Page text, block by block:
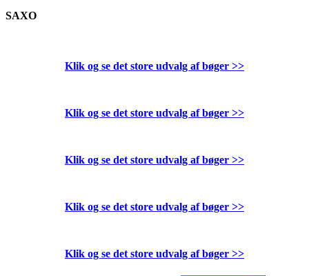
SAXO
Klik og se det store udvalg af bøger >>
Klik og se det store udvalg af bøger >>
Klik og se det store udvalg af bøger >>
Klik og se det store udvalg af bøger >>
Klik og se det store udvalg af bøger >>